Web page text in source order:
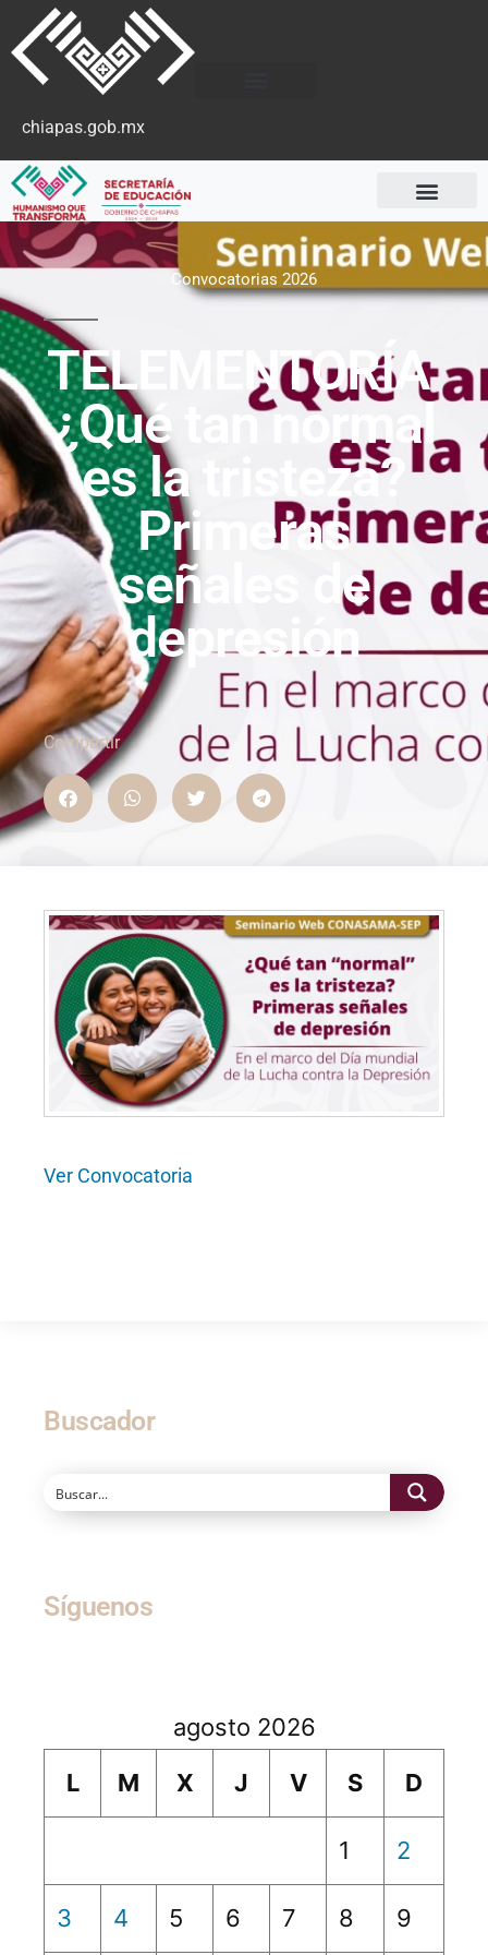
chiapas.gob.mx
Convocatorias 2026
TELEMENTORÍA
¿Qué tan normal
es la tristeza?
Primeras
señales de
depresión
Compartir
Ver Convocatoria
Buscador
Síguenos
agosto 2026
L
M X J V S D
1 2
3 4 5 6 7 8 9